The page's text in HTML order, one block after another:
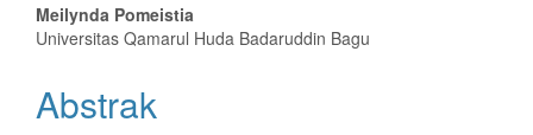
Meilynda Pomeistia
Universitas Qamarul Huda Badaruddin Bagu
Abstrak